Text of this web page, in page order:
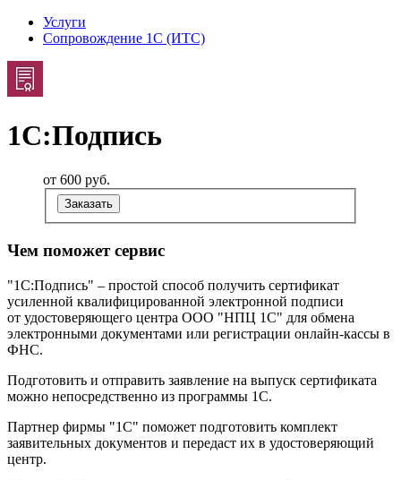
Услуги
Сопровождение 1С (ИТС)
1С:Подпись
от 600 руб.
Заказать
Чем поможет сервис
"1С:Подпись" – простой способ получить сертификат
усиленной квалифицированной электронной подписи
от удостоверяющего центра ООО "НПЦ 1С" для обмена
электронными документами или регистрации онлайн-кассы в
ФНС.
Подготовить и отправить заявление на выпуск сертификата
можно непосредственно из программы 1С.
Партнер фирмы "1С" поможет подготовить комплект
заявительных документов и передаст их в удостоверяющий
центр.